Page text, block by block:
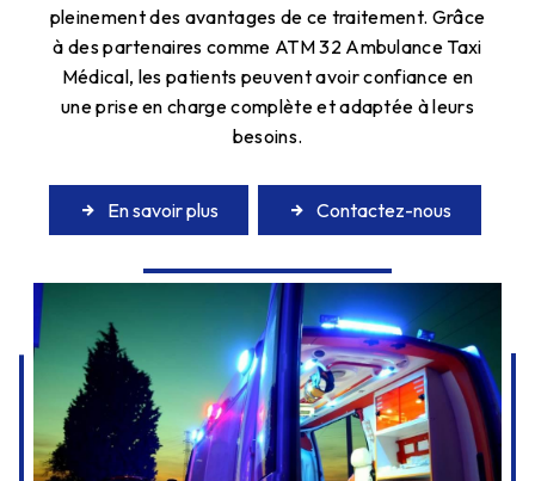
pleinement des avantages de ce traitement. Grâce
à des partenaires comme ATM 32 Ambulance Taxi
Médical, les patients peuvent avoir confiance en
une prise en charge complète et adaptée à leurs
besoins.
En savoir plus Contactez-nous